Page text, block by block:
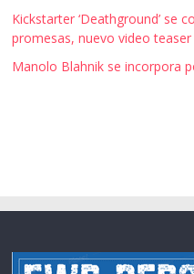
Kickstarter ‘Deathground’ se
promesas, nuevo video
Manolo Blahnik se incorpora